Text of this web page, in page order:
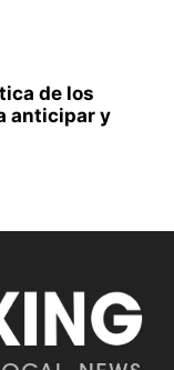
de los
anticipar y